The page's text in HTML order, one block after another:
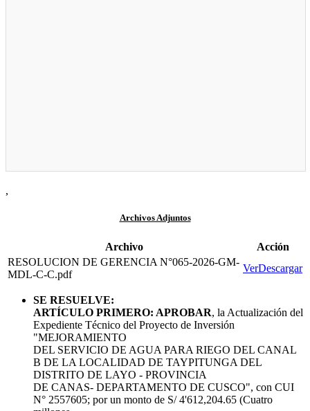
,
Archivos Adjuntos
Archivo
Acción
RESOLUCION DE GERENCIA N°065-2026-GM-
MDL-C-C.pdf
VerDescargar
SE RESUELVE:
ARTÍCULO PRIMERO: APROBAR, la Actualización del
Expediente Técnico del Proyecto de Inversión
"MEJORAMIENTO
DEL SERVICIO DE AGUA PARA RIEGO DEL CANAL
B DE LA LOCALIDAD DE TAYPITUNGA DEL
DISTRITO DE LAYO - PROVINCIA
DE CANAS- DEPARTAMENTO DE CUSCO", con CUI
N° 2557605; por un monto de S/ 4'612,204.65 (Cuatro